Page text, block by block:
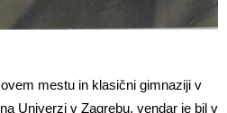
mestu in klasični gimnaziji v
Univerzi v Zagrebu, vendar je bil v